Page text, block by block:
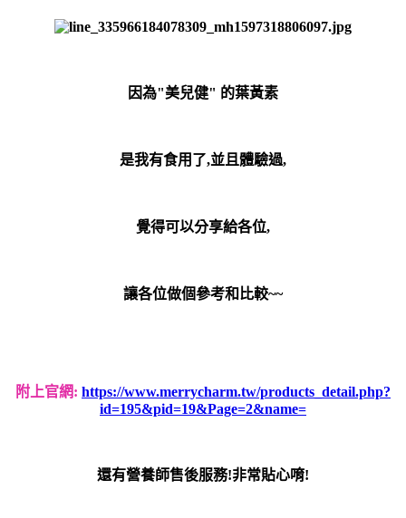
因為"美兒健" 的葉黃素
是我有食用了,並且體驗過,
覺得可以分享給各位,
讓各位做個參考和比較~~
附上官網: https://www.merrycharm.tw/products_detail.php?
id=195&pid=19&Page=2&name=
還有營養師售後服務!非常貼心唷!